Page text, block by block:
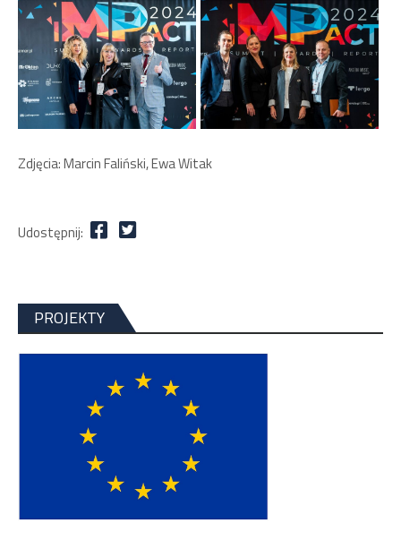
Zdjęcia: Marcin Faliński, Ewa Witak
Udostępnij:
PROJEKTY